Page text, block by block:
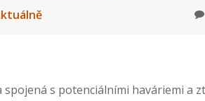
s potenciálními haváriemi a